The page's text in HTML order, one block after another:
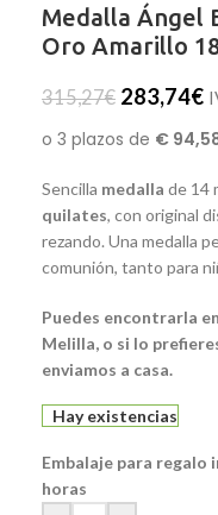
Medalla Ángel
Oro Amarillo
315,27€ 283,74€
Sencilla medalla de 14
quilates, con original
rezando. Una medalla
comunión, tanto para
Puedes encontrarla
Melilla, o si lo
enviamos a casa.
Hay existencias
Embalaje para regalo
horas